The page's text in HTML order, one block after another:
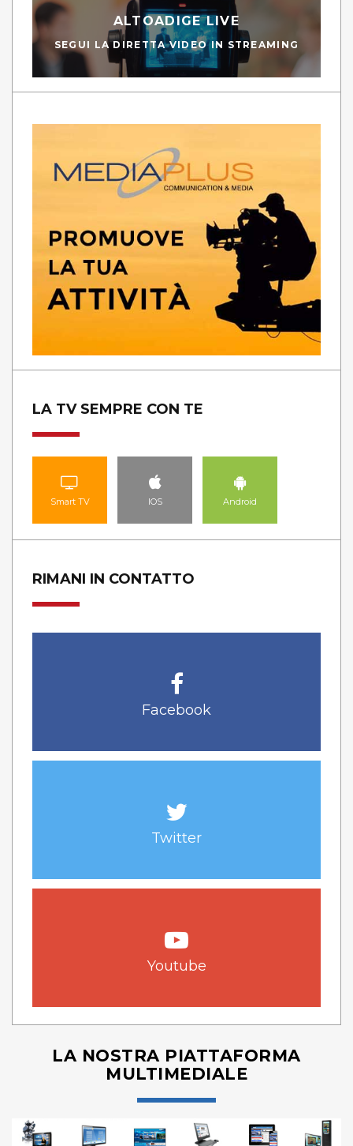
ALTOADIGE LIVE
SEGUI LA DIRETTA VIDEO IN STREAMING
LA TV SEMPRE CON TE
Smart TV IOS Android
RIMANI IN CONTATTO
Facebook
Twitter
Youtube
LA NOSTRA PIATTAFORMA
MULTIMEDIALE